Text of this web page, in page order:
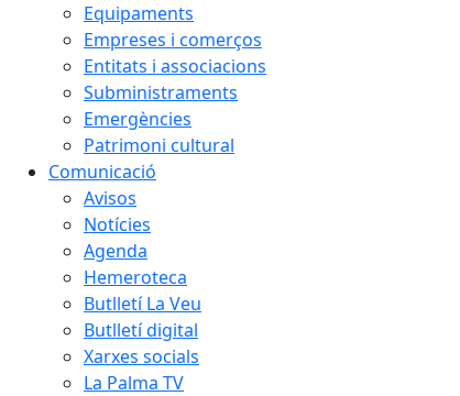
Equipaments
Empreses i comerços
Entitats i associacions
Subministraments
Emergències
Patrimoni cultural
Comunicació
Avisos
Notícies
Agenda
Hemeroteca
Butlletí La Veu
Butlletí digital
Xarxes socials
La Palma TV